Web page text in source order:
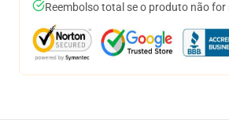
Reembolso total se o produto não for